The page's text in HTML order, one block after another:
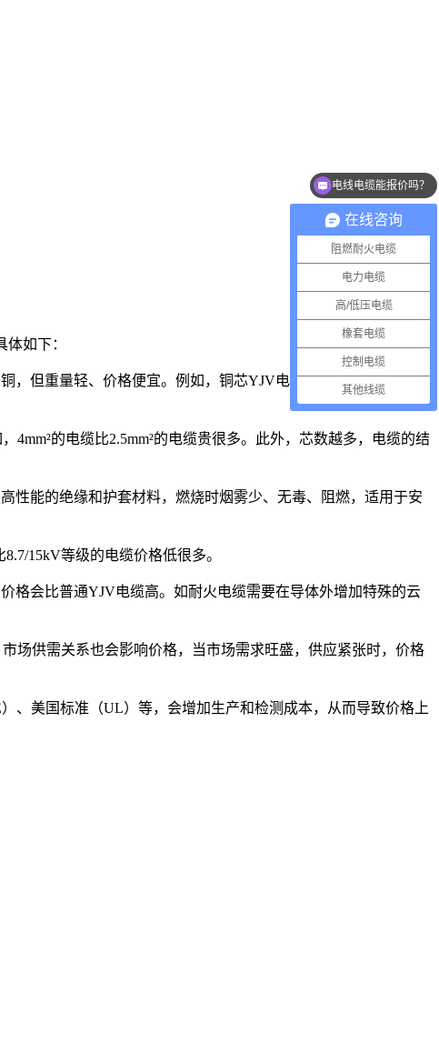
如下：
，但重量轻、价格便宜。例如，铜芯YJV电缆的价格通常要比同
的电缆比2.5mm²的电缆贵很多。此外，芯数越多，电缆的结
性能的绝缘和护套材料，燃烧时烟雾少、无毒、阻燃，适用于安
15kV等级的电缆价格低很多。
格会比普通YJV电缆高。如耐火电缆需要在导体外增加特殊的云
场供需关系也会影响价格，当市场需求旺盛，供应紧张时，价格
、美国标准（UL）等，会增加生产和检测成本，从而导致价格上
在线咨询
阻燃耐火电缆
电力电缆
高/低压电缆
橡套电缆
控制电缆
其他线缆
电线电缆能报价吗？